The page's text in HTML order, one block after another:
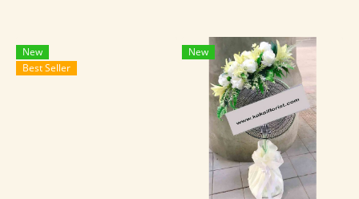
New
Best Seller
New